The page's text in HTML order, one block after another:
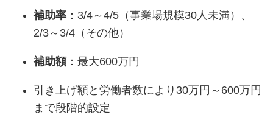
補助率 ：3/4～4/5（事業場規模30人未満）、
2/3～3/4（その他）
補助額 ：最大600万円
引き上げ額と労働者数により30万円～600万円
まで段階的設定